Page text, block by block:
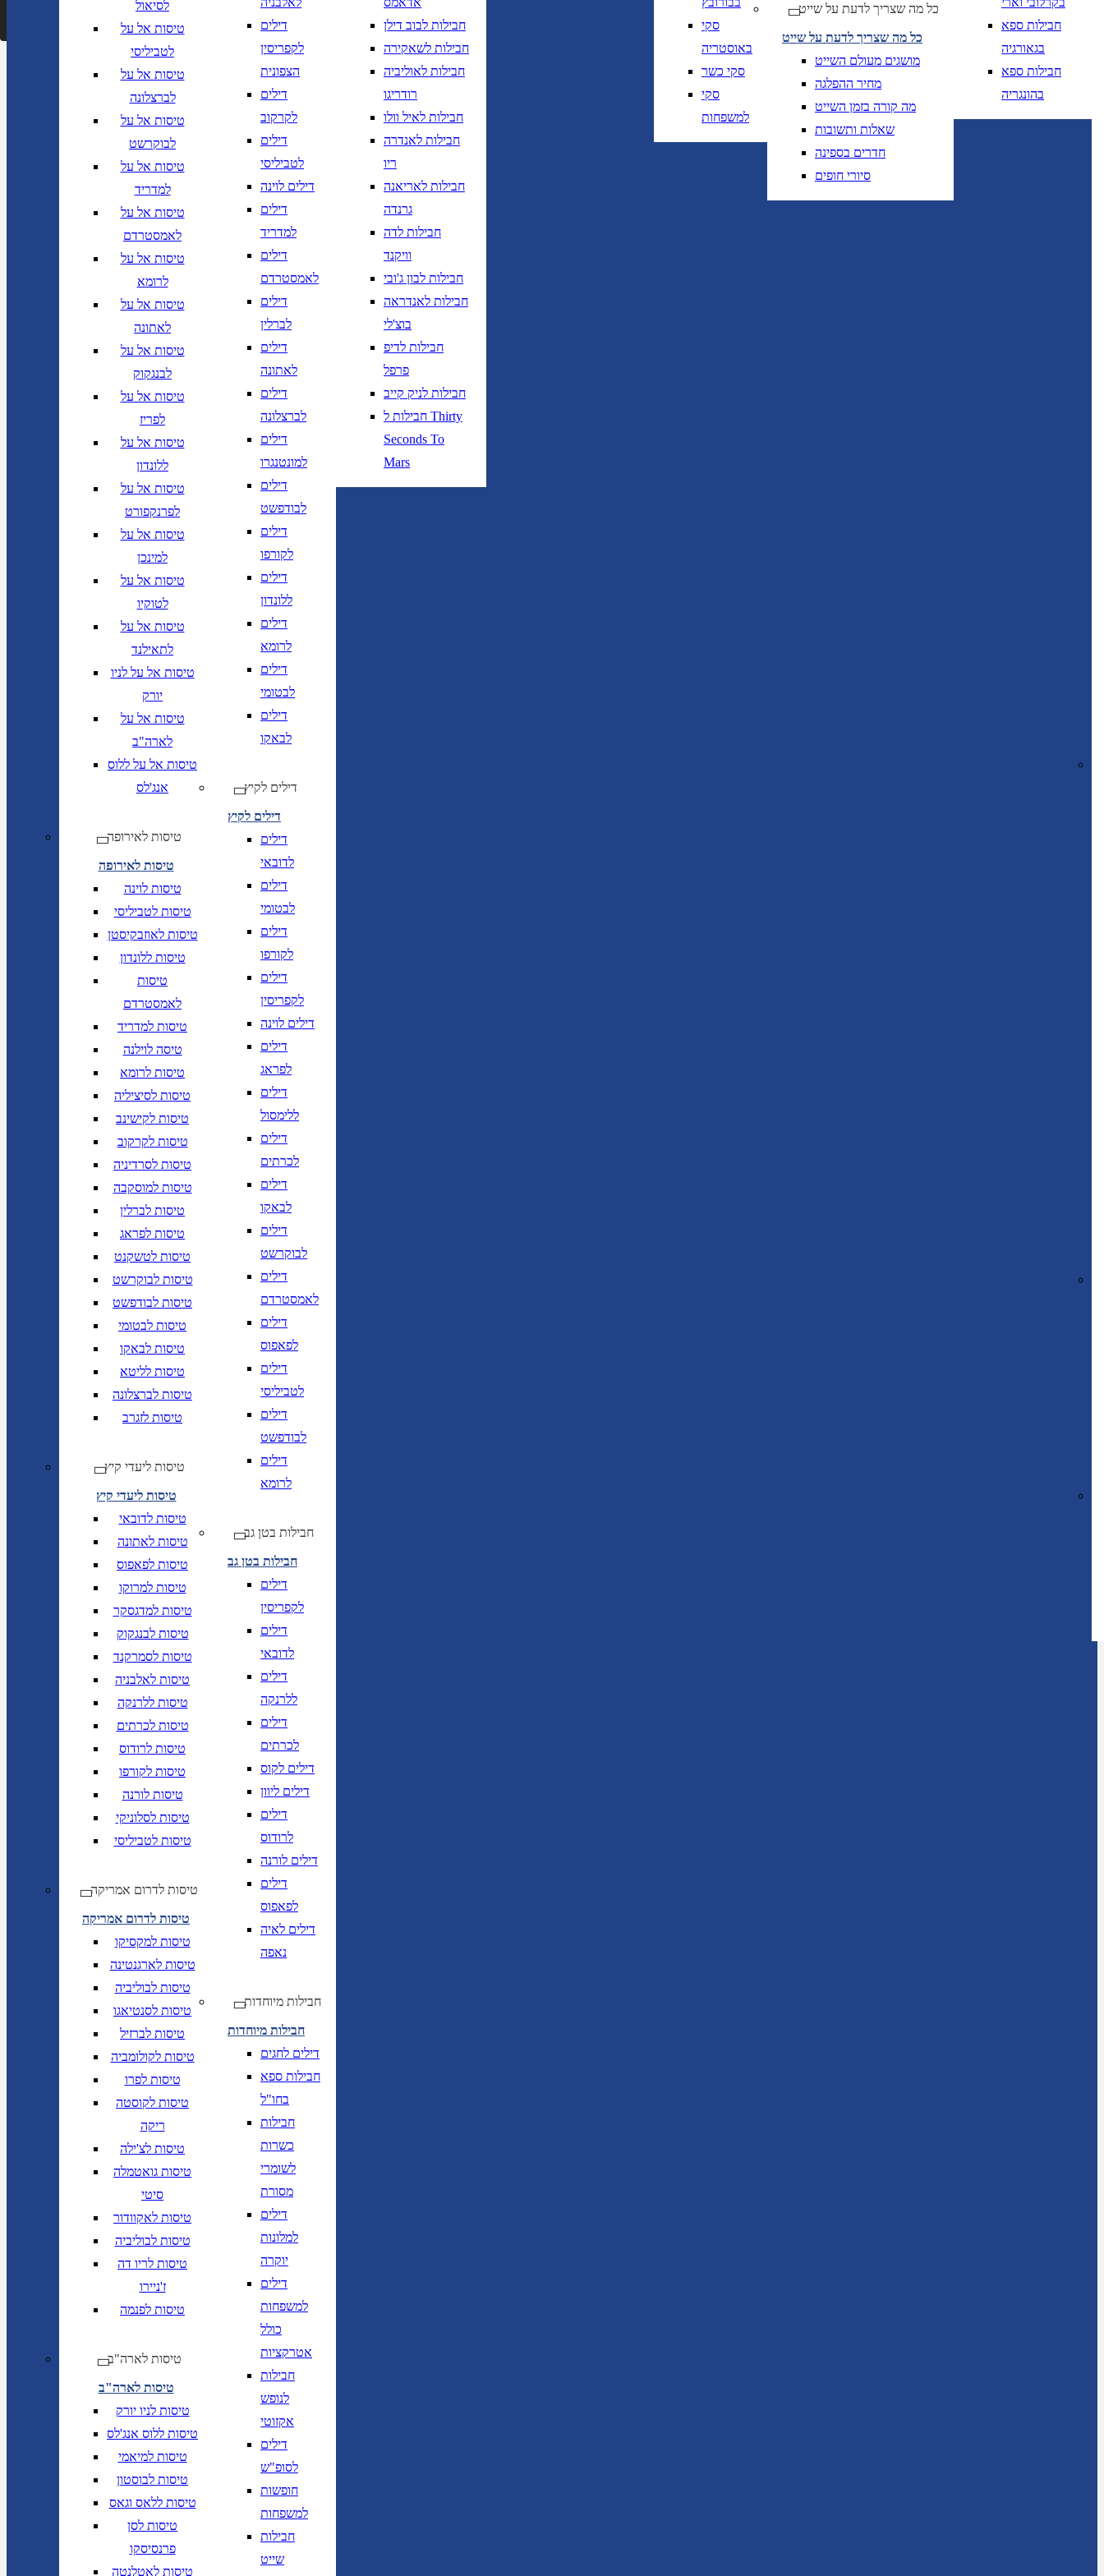
לסיאול
טיסות אל על
לטביליסי
טיסות אל על
לברצלונה
טיסות אל על
לבוקרשט
טיסות אל על
למדריד
טיסות אל על
לאמסטרדם
טיסות אל על
לרומא
טיסות אל על
לאתונה
טיסות אל על
לבנגקוק
טיסות אל על
לפריז
טיסות אל על
ללונדון
טיסות אל על
לפרנקפורט
טיסות אל על
למינכן
טיסות אל על
לטוקיו
טיסות אל על
לתאילנד
טיסות אל על לניו
יורק
טיסות אל על
לארה"ב
טיסות אל על ללוס
אנג'לס
טיסות לאירופה
טיסות לאירופה
טיסות לוינה
טיסות לטביליסי
טיסות לאוזבקיסטן
טיסות ללונדון
טיסות
לאמסטרדם
טיסות למדריד
טיסה לוילנה
טיסות לרומא
טיסות לסיציליה
טיסות לקישינב
טיסות לקרקוב
טיסות לסרדיניה
טיסות למוסקבה
טיסות לברלין
טיסות לפראג
טיסות לטשקנט
טיסות לבוקרשט
טיסות לבודפשט
טיסות לבטומי
טיסות לבאקו
טיסות לליטא
טיסות לברצלונה
טיסות לזגרב
טיסות ליעדי קיץ
טיסות ליעדי קיץ
טיסות לדובאי
טיסות לאתונה
טיסות לפאפוס
טיסות למרוקו
טיסות למדגסקר
טיסות לבנגקוק
טיסות לסמרקנד
טיסות לאלבניה
טיסות ללרנקה
טיסות לכרתים
טיסות לרודוס
טיסות לקורפו
טיסות לורנה
טיסות לסלוניקי
טיסות לטביליסי
טיסות לדרום אמריקה
טיסות לדרום אמריקה
טיסות למקסיקו
טיסות לארגנטינה
טיסות לבוליביה
טיסות לסנטיאגו
טיסות לברזיל
טיסות לקולומביה
טיסות לפרו
טיסות לקוסטה
ריקה
טיסות לצ'ילה
טיסות גואטמלה
סיטי
טיסות לאקוודור
טיסות לבוליביה
טיסות לריו דה
ז'ניירו
טיסות לפנמה
טיסות לארה"ב
טיסות לארה"ב
טיסות לניו יורק
טיסות ללוס אנג'לס
טיסות למיאמי
טיסות לבוסטון
טיסות ללאס וגאס
טיסות לסן
פרנסיסקו
טיסות לאטלנטה
דילים
לקפריסין
הצפונית
דילים
לקרקוב
דילים
לטביליסי
דילים לוינה
דילים
למדריד
דילים
לאמסטרדם
דילים
לברלין
דילים
לאתונה
דילים
לברצלונה
דילים
למונטנגרו
דילים
לבודפשט
דילים
לקורפו
דילים
ללונדון
דילים
לרומא
דילים
לבטומי
דילים
לבאקו
דילים לקיץ
דילים לקיץ
דילים
לדובאי
דילים
לבטומי
דילים
לקורפו
דילים
לקפריסין
דילים לוינה
דילים
לפראג
דילים
ללימסול
דילים
לכרתים
דילים
לבאקו
דילים
לבוקרשט
דילים
לאמסטרדם
דילים
לפאפוס
דילים
לטביליסי
דילים
לבודפשט
דילים
לרומא
חבילות בטן גב
חבילות בטן גב
דילים
לקפריסין
דילים
לדובאי
דילים
ללרנקה
דילים
לכרתים
דילים לקוס
דילים ליוון
דילים
לרודוס
דילים לורנה
דילים
לפאפוס
דילים לאיה
נאפה
חבילות מיוחדות
חבילות מיוחדות
דילים לחגים
חבילות ספא
בחו"ל
חבילות
כשרות
לשומרי
מסורת
דילים
למלונות
יוקרה
דילים
למשפחות
כולל
אטרקציות
חבילות
לנופש
אקזוטי
דילים
לסופ"ש
חופשות
למשפחות
חבילות
שייט
חבילות לבוב דילן
חבילות לשאקירה
חבילות לאוליביה
רודריגו
חבילות לאיל וולו
חבילות לאנדרה
ריו
חבילות לאריאנה
גרנדה
חבילות לדה
וויקנד
חבילות לבון ג'ובי
חבילות לאנדראה
בוצ'לי
חבילות לדיפ
פרפל
חבילות לניק קייב
חבילות ל Thirty
Seconds To
Mars
סקי
באוסטריה
סקי כשר
סקי
למשפחות
כל מה שצריך לדעת על שייט
כל מה שצריך לדעת על שייט
מושגים מעולם השייט
מחיר ההפלגה
מה קורה בזמן השייט
שאלות ותשובות
חדרים בספינה
סיורי חופים
חבילות ספא
בגאורגיה
חבילות ספא
בהונגריה